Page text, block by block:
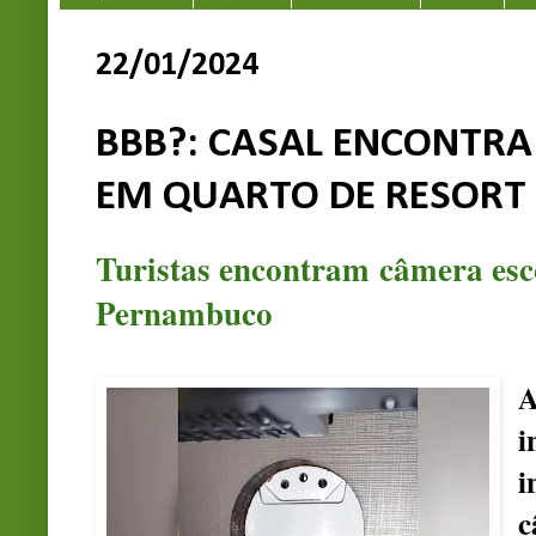
22/01/2024
BBB?: CASAL
EM QUARTO DE RESORT
Turistas encontram câmera
Pernambuco